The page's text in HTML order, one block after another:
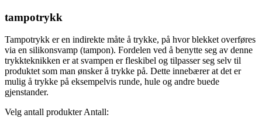
tampotrykk
Tampotrykk er en indirekte måte å trykke, på hvor blekket overføres
via en silikonsvamp (tampon). Fordelen ved å benytte seg av denne
trykkteknikken er at svampen er fleskibel og tilpasser seg selv til
produktet som man ønsker å trykke på. Dette innebærer at det er
mulig å trykke på eksempelvis runde, hule og andre buede
gjenstander.
Velg antall produkterAntall: